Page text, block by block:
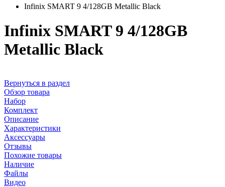
Infinix SMART 9 4/128GB Metallic Black
Infinix SMART 9 4/128GB
Metallic Black
Вернуться в раздел
Обзор товара
Набор
Комплект
Описание
Характеристики
Аксессуары
Отзывы
Похожие товары
Наличие
Файлы
Видео